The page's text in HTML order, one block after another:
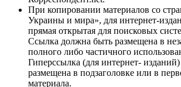
При копировании материалов со
Украины и мира», для интернет-
прямая открытая для поисковых
Ссылка должна быть размещена в
полного либо частичного
Гиперссылка (для интернет-
размещена в подзаголовке или в
материала.